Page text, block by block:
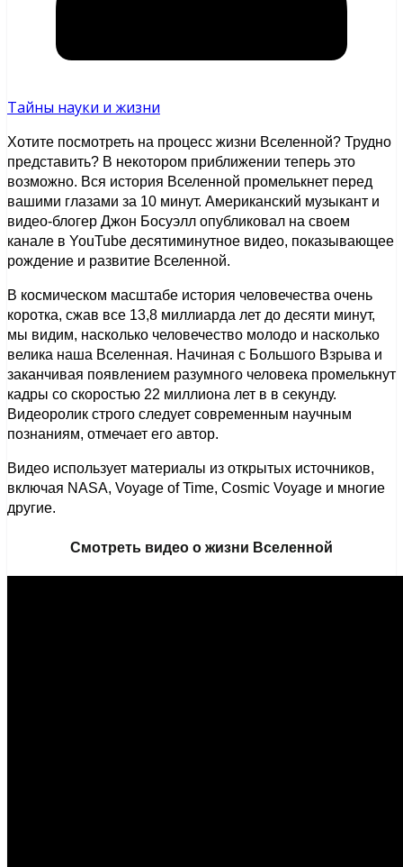
Тайны науки и жизни
Хотите посмотреть на процесс жизни Вселенной? Трудно
представить? В некотором приближении теперь это
возможно. Вся история Вселенной промелькнет перед
вашими глазами за 10 минут. Американский музыкант и
видео-блогер Джон Босуэлл опубликовал на своем
канале в YouTube десятиминутное видео, показывающее
рождение и развитие Вселенной.
В космическом масштабе история человечества очень
коротка, сжав все 13,8 миллиарда лет до десяти минут,
мы видим, насколько человечество молодо и насколько
велика наша Вселенная. Начиная с Большого Взрыва и
заканчивая появлением разумного человека промелькнут
кадры со скоростью 22 миллиона лет в в секунду.
Видеоролик строго следует современным научным
познаниям, отмечает его автор.
Видео использует материалы из открытых источников,
включая NASA, Voyage of Time, Cosmic Voyage и многие
другие.
Смотреть видео о жизни Вселенной